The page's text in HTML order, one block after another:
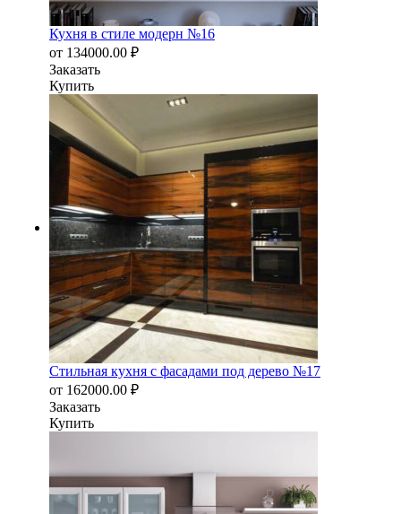
Кухня в стиле модерн №16
от 134000.00 ₽
Заказать
Купить
Стильная кухня с фасадами под дерево №17
от 162000.00 ₽
Заказать
Купить